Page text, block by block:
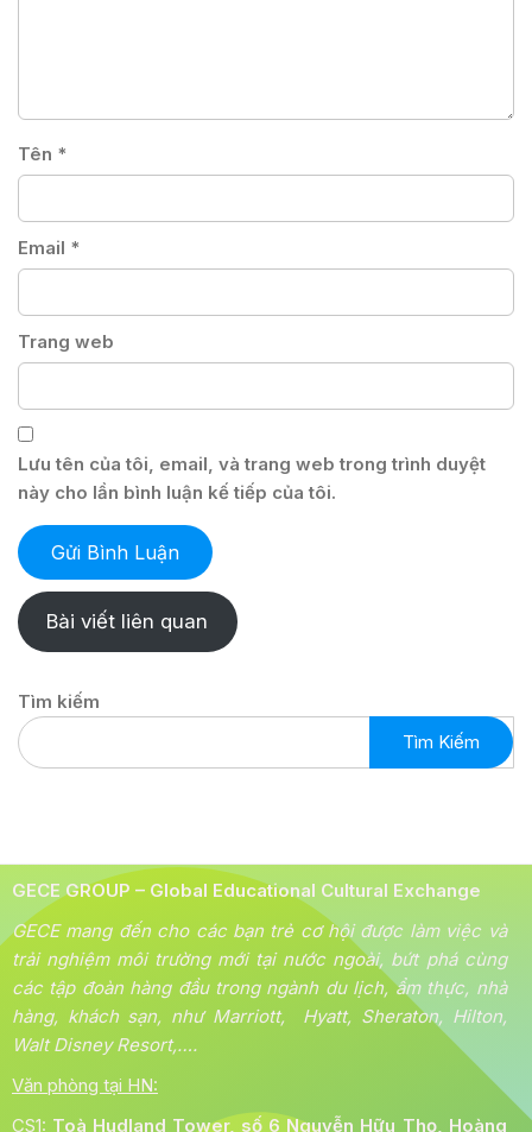
Tên *
Email *
Trang web
Lưu tên của tôi, email, và trang web trong trình duyệt
này cho lần bình luận kế tiếp của tôi.
Bài viết liên quan
Tìm kiếm
Tìm Kiếm
GECE GROUP – Global Educational Cultural Exchange
GECE mang đến cho các bạn trẻ cơ hội được làm việc và
trải nghiệm môi trường mới tại nước ngoài, bứt phá cùng
các tập đoàn hàng đầu trong ngành du lịch, ẩm thực, nhà
hàng, khách sạn, như Marriott, Hyatt, Sheraton, Hilton,
Walt Disney Resort,….
Văn phòng tại HN:
CS1: Toà Hudland Tower, số 6 Nguyễn Hữu Thọ, Hoàng